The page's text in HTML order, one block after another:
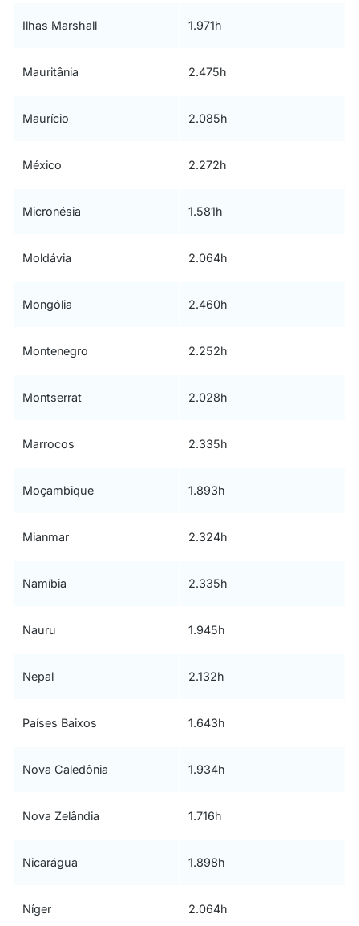
Ilhas Marshall 1.971h
Mauritânia 2.475h
Maurício 2.085h
México 2.272h
Micronésia 1.581h
Moldávia 2.064h
Mongólia 2.460h
Montenegro 2.252h
Montserrat 2.028h
Marrocos 2.335h
Moçambique 1.893h
Mianmar 2.324h
Namíbia 2.335h
Nauru 1.945h
Nepal 2.132h
Países Baixos 1.643h
Nova Caledônia 1.934h
Nova Zelândia 1.716h
Nicarágua 1.898h
Níger 2.064h